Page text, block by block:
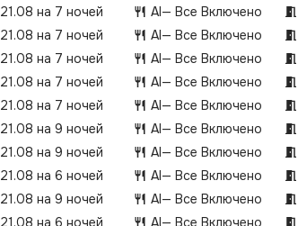
21.08 на 7 ночей
AI— Все Включено
21.08 на 7 ночей
AI— Все Включено
21.08 на 7 ночей
AI— Все Включено
21.08 на 7 ночей
AI— Все Включено
21.08 на 7 ночей
AI— Все Включено
21.08 на 9 ночей
AI— Все Включено
21.08 на 9 ночей
AI— Все Включено
21.08 на 6 ночей
AI— Все Включено
21.08 на 9 ночей
AI— Все Включено
21.08 на 6 ночей
AI— Все Включено